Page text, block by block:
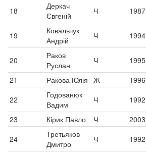
18
Деркач
Євгеній
Ч 1987
19
Ковальчук
Андрій
Ч 1994
20
Раков
Руслан
Ч 1995
21
Ракова Юлія Ж 1996
22
Годованюк
Вадим
Ч 1992
23
Кірик Павло Ч 2003
24
Третьяков
Дмитро
Ч 1992